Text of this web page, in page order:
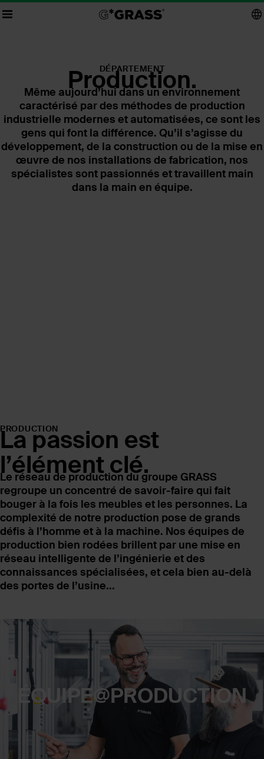
DÉPARTEMENT
Production.
Même aujourd’hui dans un environnement
caractérisé par des méthodes de production
industrielle modernes et automatisées, ce sont les
gens qui font la différence. Qu’il s’agisse du
développement, de la construction ou de la mise en
œuvre de nos installations de fabrication, nos
spécialistes sont passionnés et travaillent main
dans la main en équipe.
PRODUCTION
La passion est
l’élément clé.
Le réseau de production du groupe GRASS
regroupe un concentré de savoir-faire qui fait
bouger à la fois les meubles et les personnes. La
complexité de notre production pose de grands
défis à l’homme et à la machine. Nos équipes de
production bien rodées brillent par une mise en
réseau intelligente de l’ingénierie et des
connaissances spécialisées, et cela bien au-delà
des portes de l’usine...
ÉQUIPE@PRODUCTION